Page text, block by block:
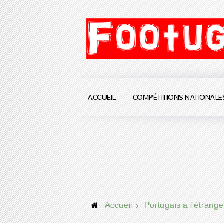
ACCUEIL COMPÉTITIONS
Accueil Portugais a